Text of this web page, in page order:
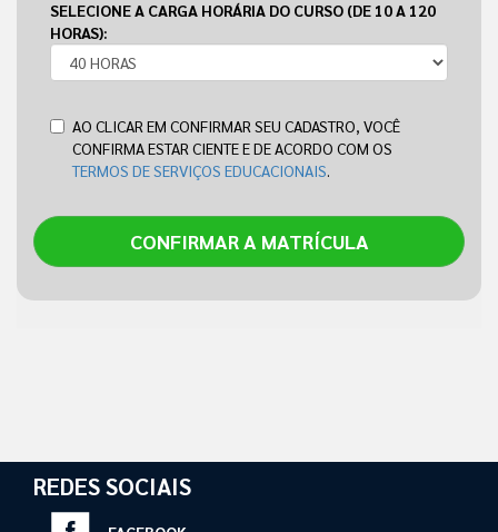
SELECIONE A CARGA HORÁRIA DO CURSO (DE 10 A 120
HORAS):
AO CLICAR EM CONFIRMAR SEU CADASTRO, VOCÊ
CONFIRMA ESTAR CIENTE E DE ACORDO COM OS
TERMOS DE SERVIÇOS EDUCACIONAIS.
CONFIRMAR A MATRÍCULA
REDES SOCIAIS